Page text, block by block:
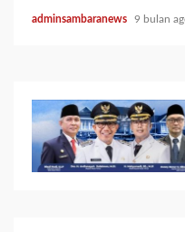
adminsambaranews 9 bulan